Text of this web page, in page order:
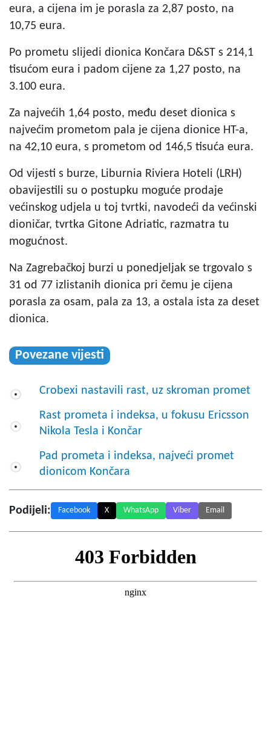
eura, a cijena im je porasla za 2,87 posto, na
10,75 eura.
Po prometu slijedi dionica Končara D&ST s 214,1
tisućom eura i padom cijene za 1,27 posto, na
3.100 eura.
Za najvećih 1,64 posto, među deset dionica s
najvećim prometom pala je cijena dionice HT-a,
na 42,10 eura, s prometom od 146,5 tisuća eura.
Od vijesti s burze, Liburnia Riviera Hoteli (LRH)
obavijestili su o postupku moguće prodaje
većinskog udjela u toj tvrtki, navodeći da većinski
dioničar, tvrtka Gitone Adriatic, razmatra tu
mogućnost.
Na Zagrebačkoj burzi u ponedjeljak se trgovalo s
31 od 77 izlistanih dionica pri čemu je cijena
porasla za osam, pala za 13, a ostala ista za deset
dionica.
Povezane vijesti
Crobexi nastavili rast, uz skroman promet
Rast prometa i indeksa, u fokusu Ericsson
Nikola Tesla i Končar
Pad prometa i indeksa, najveći promet
dionicom Končara
Podijeli: Facebook X WhatsApp Viber Email